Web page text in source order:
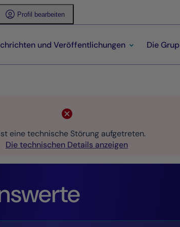
Profil bearbeiten
und Veröffentlichungen Die
eine technische Störung aufgetreten.
Die technischen Details anzeigen